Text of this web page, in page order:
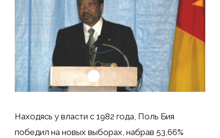
Находясь у власти с 1982 года, Поль Бия
победил на новых выборах, набрав 53,66%